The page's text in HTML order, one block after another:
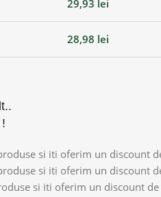
29,93 lei
28,98 lei
si iti oferim un discount
si iti oferim un discount
si iti oferim un discount de